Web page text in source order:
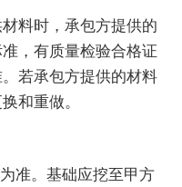
料时，承包方提供的
，有质量检验合格证
若承包方提供的材料
和重做。
准。基础应挖至甲方